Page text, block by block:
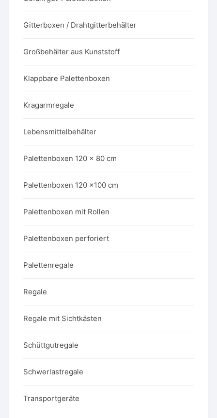
Gitterboxen / Drahtgitterbehälter
Großbehälter aus Kunststoff
Klappbare Palettenboxen
Kragarmregale
Lebensmittelbehälter
Palettenboxen 120 x 80 cm
Palettenboxen 120 x100 cm
Palettenboxen mit Rollen
Palettenboxen perforiert
Palettenregale
Regale
Regale mit Sichtkästen
Schüttgutregale
Schwerlastregale
Transportgeräte